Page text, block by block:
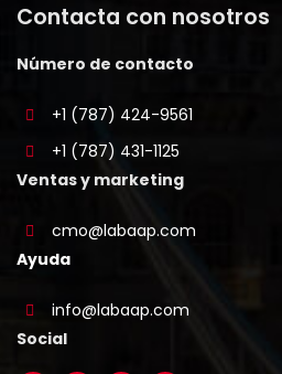
Contacta con nosotros
Número de contacto
+1 (787) 424-9561
+1 (787) 431-1125
Ventas y marketing
cmo@labaap.com
Ayuda
info@labaap.com
Social